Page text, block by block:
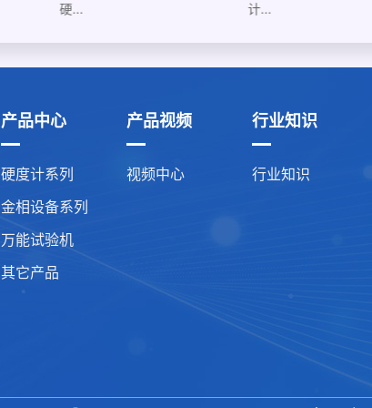
硬... 计...
产品中心
硬度计系列
金相设备系列
万能试验机
其它产品
产品视频
视频中心
行业知识
行业知识